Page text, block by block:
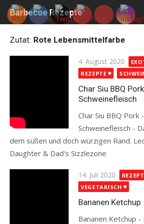
Skip
Barbecue Rezepte
Zutat: Rote Lebensmittelfarbe
Posted
on
4. August 2020
REZEPTE
Char Siu BBQ
Schweinefleisch
Char Siu BBQ Pork
Schweinefleisch -
dem süßen und doch würzigen Rand.
Daughter & Dad's Sizzlezone
Posted
on
14. Juli 2020
VEGETARISCH
Bananen Ketchup
Bananen Ketchup